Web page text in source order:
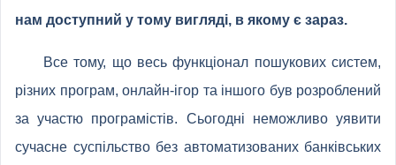
нам доступний у тому вигляді, в якому є зараз.
Все тому, що весь функціонал пошукових систем,
різних програм, онлайн-ігор та іншого був розроблений
за участю програмістів. Сьогодні неможливо уявити
сучасне суспільство без автоматизованих банківських